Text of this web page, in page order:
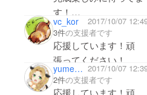
す！
作業頑張ってくださ
い！
vc_kor
2017/10/07
3件の支援者です
応援しています！頑
張ってください！
yumeneko83 2017/10/07
2件の支援者です
応援しています！頑